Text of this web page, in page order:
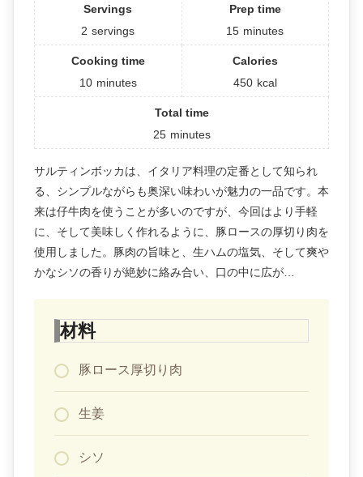
Servings
2 servings
Prep time
15 minutes
Cooking time
10 minutes
Calories
450 kcal
Total time
25 minutes
サルティンボッカは、イタリア料理の定番として知られ
る、シンプルながらも奥深い味わいが魅力の一品です。本
来は仔牛肉を使うことが多いのですが、今回はより手軽
に、そして美味しく作れるように、豚ロースの厚切り肉を
使用しました。豚肉の旨味と、生ハムの塩気、そして爽や
かなシソの香りが絶妙に絡み合い、口の中に広が…
材料
豚ロース厚切り肉
生姜
シソ